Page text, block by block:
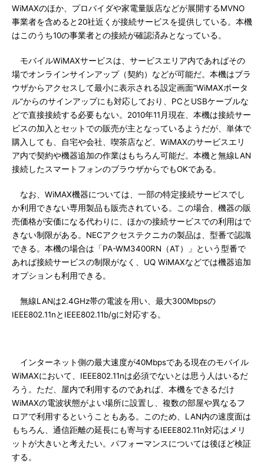
WiMAXのほか、プロバイダや家電量販店などが展開するMVNO
事業者を含めると20社近くが接続サービスを提供している。本機
はこのうち10の事業者との接続が確認済みとなっている。
モバイルWiMAXサービスは、サービスエリア内であればその
場でオンラインサインアップ（契約）などが可能だ。本機はブラ
ウザからアクセスして最小に表示される設定画面“WiMAXポータ
ル”からのサインアップにも対応しており、PCとUSBケーブルな
どで直接接続する必要もない。2010年11月現在、本機は接続サー
ビスの加入とセットでの販売が主となっているようだが、単体で
購入しても、自宅や会社、喫茶店など、WiMAXのサービスエリ
ア内で契約や機器追加の作業はもちろん可能だ。本機と無線LAN
接続したスマートフォンのブラウザからでもOKである。
なお、WiMAX機器については、一部の特定接続サービスでし
か利用できない専用製品も販売されている。この場合、機器の販
売価格が安価になる代わりに、ほかの接続サービスでの利用はで
きない制限がある。NECアクセステクニカの製品は、型番で認識
できる。本機の場合は「PA-WM3400RN（AT）」という型番で
あれば接続サービスの制限がなく、UQ WiMAXなどでは機器追加
オプションも利用できる。
無線LANは2.4GHz帯の電波を用い、最大300Mbpsの
IEEE802.11nとIEEE802.11b/gに対応する。
インターネット側の最大速度が40Mbpsである現在のモバイル
WiMAXにおいて、IEEE802.11nは必須でないとは思う人はいるだ
ろう。ただ、屋内で利用するのであれば、本機をできるだけ
WiMAXの電波状態がよい場所に設置し、複数の部屋や異なるフ
ロアで利用するということもある。このため、LAN内の速度面は
もちろん、通信距離の延長にも寄与するIEEE802.11n対応はメリ
ットが大きいと考えたい。パフォーマンスについては後ほど検証
する。